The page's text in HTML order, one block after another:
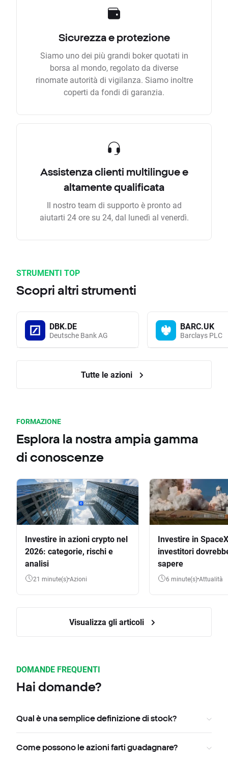
Sicurezza e protezione
Siamo uno dei più grandi boker quotati in
borsa al mondo, regolato da diverse
rinomate autorità di vigilanza. Siamo inoltre
coperti da fondi di garanzia.
Assistenza clienti multilingue e
altamente qualificata
Il nostro team di supporto è pronto ad
aiutarti 24 ore su 24, dal lunedì al venerdì.
STRUMENTI TOP
Scopri altri strumenti
DBK.DE
Deutsche Bank AG
BARC.UK
Barclays PLC
Tutte le azioni
FORMAZIONE
Esplora la nostra ampia gamma
di conoscenze
Investire in azioni crypto nel
2026: categorie, rischi e
analisi
21 minute(s) Azioni
Investire in
investitori
sapere
6 minute(s) Attualità
Visualizza gli articoli
DOMANDE FREQUENTI
Hai domande?
Qual è una semplice definizione di stock?
Come possono le azioni farti guadagnare?